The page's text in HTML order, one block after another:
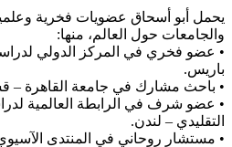
يحمل أبو أسحاق عضويات فخرية
والجامعات حول العالم، منها:
• عضو فخري في المركز الدولي
باريس.
• باحث مشارك في جامعة القاهرة –
• عضو شرف في الرابطة العالمية
التقليدي – لندن.
• مستشار روحاني في المنتدى